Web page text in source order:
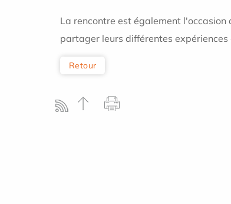
La rencontre est également
partager leurs différentes
Retour